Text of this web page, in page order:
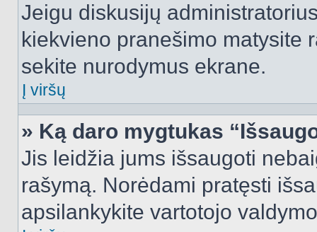
Jeigu diskusijų
kiekvieno pranešimo matysite
sekite nurodymus ekrane.
Į viršų
» Ką daro mygtukas
Jis leidžia jums išsaugoti
rašymą. Norėdami pratęsti
apsilankykite vartotojo